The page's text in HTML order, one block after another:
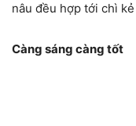
nâu đều hợp tới chì
Càng sáng càng tốt